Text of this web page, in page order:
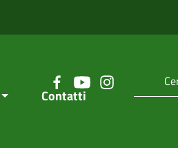
Contatti